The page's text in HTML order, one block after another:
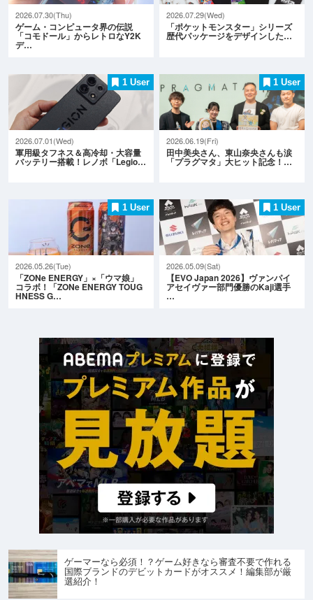
2026.07.30(Thu)
ゲーム・コンピュータ界の伝説
「コモドール」からレトロなY2K
デ…
2026.07.29(Wed)
「ポケットモンスター」シリーズ
歴代パッケージをデザインした…
1 User
2026.07.01(Wed)
軍用級タフネス＆高冷却・大容量
バッテリー搭載！レノボ「Legio…
1 User
2026.06.19(Fri)
田中美央さん、東山奈央さんも涙
「プラグマタ」大ヒット記念！…
1 User
2026.05.26(Tue)
「ZONe ENERGY」×「ウマ娘」
コラボ！「ZONe ENERGY TOUG
HNESS G…
1 User
2026.05.09(Sat)
【EVO Japan 2026】ヴァンパイ
アセイヴァー部門優勝のKaji選手
…
ゲーマーなら必須！？ゲーム好きなら審査不要で作れる
国際ブランドのデビットカードがオススメ！編集部が厳
選紹介！